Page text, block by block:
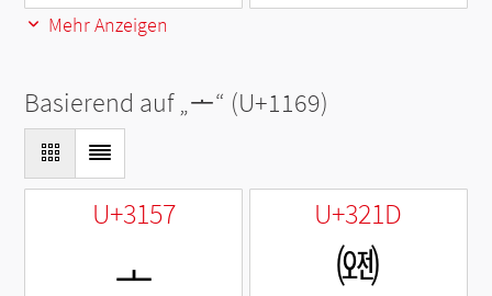
Mehr Anzeigen
Basierend auf „ᅩ“ (U+1169)
U+3157
ㅗ
U+321D
㈝